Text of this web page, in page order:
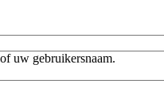
uw gebruikersnaam.